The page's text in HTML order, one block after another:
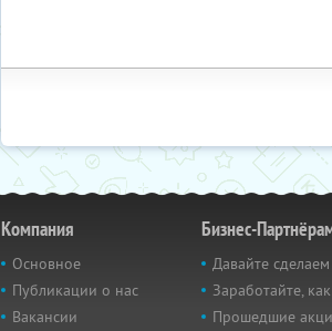
Компания
Основное
Публикации о нас
Вакансии
Бизнес-
Давайте
Заработайте,
Прошедшие